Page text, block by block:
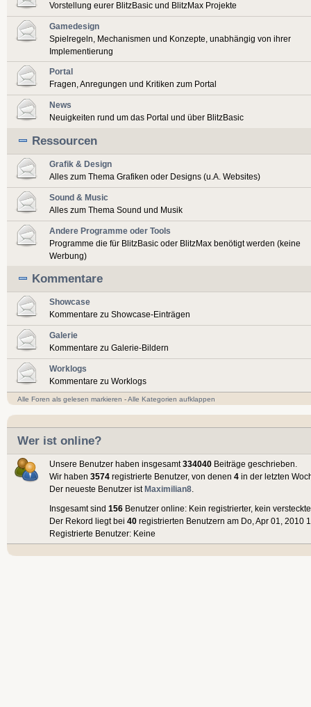
Vorstellung eurer BlitzBasic und BlitzMax Projekte
Gamedesign
Spielregeln, Mechanismen und Konzepte, unabhängig von ihrer
Implementierung
Portal
Fragen, Anregungen und Kritiken zum Portal
News
Neuigkeiten rund um das Portal und über BlitzBasic
Ressourcen
Grafik & Design
Alles zum Thema Grafiken oder Designs (u.A. Websites)
Sound & Music
Alles zum Thema Sound und Musik
Andere Programme oder Tools
Programme die für BlitzBasic oder BlitzMax benötigt werden (keine
Werbung)
Kommentare
Showcase
Kommentare zu Showcase-Einträgen
Galerie
Kommentare zu Galerie-Bildern
Worklogs
Kommentare zu Worklogs
Alle Foren als gelesen markieren -Alle Kategorien aufklappen
Wer ist online?
Unsere Benutzer haben insgesamt334040 Beiträge geschrieben.
Wir haben 3574 registrierte Benutzer, von denen 4 in der letzten
Der neueste Benutzer istMaximilian8
Insgesamt sind 156 Benutzer online: Kein registrierter, kein
Der Rekord liegt bei 40 registrierten Benutzern am Do, Apr 01, 2010
Registrierte Benutzer: Keine